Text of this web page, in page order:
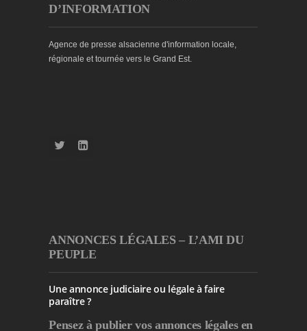
D’INFORMATION
Agence de presse alsacienne d'information locale,
régionale et tournée vers le Grand Est.
ANNONCES LÉGALES – L’AMI DU
PEUPLE
Une annonce judiciaire ou légale à faire
paraître ?
Pensez à publiervos annonces légales en